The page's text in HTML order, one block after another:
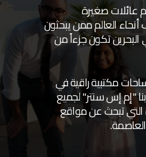
عائلات صغيرة
العالم ممن يبحثون
تكون جزءاً من
مكتبية راقية في
"إم إس سنتر" لجميع
تبحث عن مواقع